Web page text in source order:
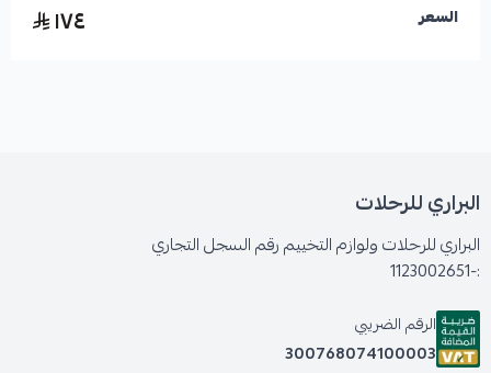
السعر ١٧٤
البراري للرحلات
البراري للرحلات ولوازم التخييم رقم السجل التجاري
:-1123002651
الرقم الضريبي
300768074100003